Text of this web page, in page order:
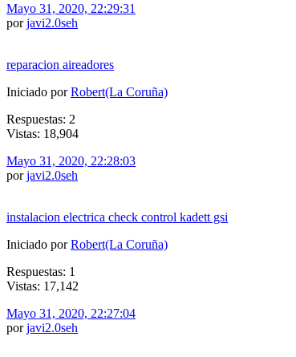
Mayo 31, 2020, 22:29:31
porjavi2.0seh
reparacion aireadores
Iniciado porRobert(La Coruña)
Respuestas: 2
Vistas: 18,904
Mayo 31, 2020, 22:28:03
porjavi2.0seh
instalacion electrica check control kadett gsi
Iniciado porRobert(La Coruña)
Respuestas: 1
Vistas: 17,142
Mayo 31, 2020, 22:27:04
porjavi2.0seh